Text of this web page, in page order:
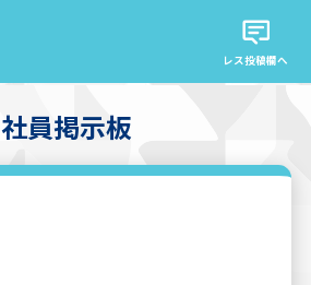
レス投稿欄へ
社員掲示板